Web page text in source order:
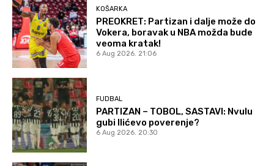
KOŠARKA
PREOKRET: Partizan i dalje može do
Vokera, boravak u NBA možda bude
veoma kratak!
6 Aug 2026. 21:06
FUDBAL
PARTIZAN – TOBOL, SASTAVI: Nvulu
gubi Ilićevo poverenje?
6 Aug 2026. 20:30